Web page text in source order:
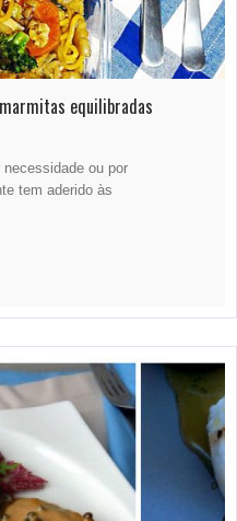
equilibradas
ou por
tem aderido às